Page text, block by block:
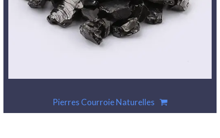
Pierres Courroie Naturelles